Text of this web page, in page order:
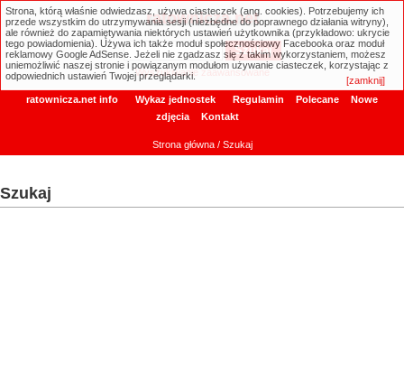
ratownicza.net
Wyszukiwanie zaawansowane
ratownicza.net info Wykaz jednostek Regulamin Polecane
Nowe
zdjęcia
Kontakt
Strona główna/ Szukaj
Szukaj
Strona, którą właśnie odwiedzasz, używa ciasteczek (ang. cookies). Potrzebujemy ich
przede wszystkim do utrzymywania sesji (niezbędne do poprawnego działania witryny),
ale również do zapamiętywania niektórych ustawień użytkownika (przykładowo: ukrycie
tego powiadomienia). Używa ich także moduł społecznościowy Facebooka oraz moduł
reklamowy Google AdSense. Jeżeli nie zgadzasz się z takim wykorzystaniem, możesz
uniemożliwić naszej stronie i powiązanym modułom używanie ciasteczek, korzystając z
odpowiednich ustawień Twojej przeglądarki.
[zamknij]